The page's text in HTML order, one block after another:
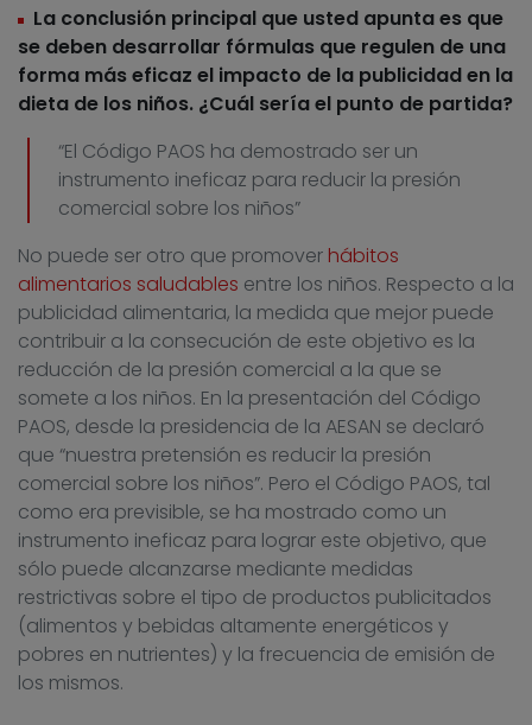
La conclusión principal que usted apunta es que
se deben desarrollar fórmulas que regulen de una
forma más eficaz el impacto de la publicidad en la
dieta de los niños. ¿Cuál sería el punto de partida?
“El Código PAOS ha demostrado ser un
instrumento ineficaz para reducir la presión
comercial sobre los niños”
No puede ser otro que promover hábitos
alimentarios saludables entre los niños. Respecto a la
publicidad alimentaria, la medida que mejor puede
contribuir a la consecución de este objetivo es la
reducción de la presión comercial a la que se
somete a los niños. En la presentación del Código
PAOS, desde la presidencia de la AESAN se declaró
que “nuestra pretensión es reducir la presión
comercial sobre los niños”. Pero el Código PAOS, tal
como era previsible, se ha mostrado como un
instrumento ineficaz para lograr este objetivo, que
sólo puede alcanzarse mediante medidas
restrictivas sobre el tipo de productos publicitados
(alimentos y bebidas altamente energéticos y
pobres en nutrientes) y la frecuencia de emisión de
los mismos.